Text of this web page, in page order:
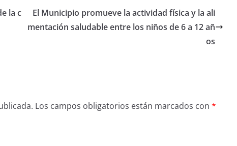
la c
El Municipio promueve la actividad física y la ali
mentación saludable entre los niños de 6 a 12 añ
os
Los campos obligatorios están marcados con *